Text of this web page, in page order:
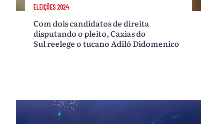
ELEIÇÕES 2024
Com dois candidatos de direita
disputando o pleito, Caxias do
Sul reelege o tucano Adiló Didomenico